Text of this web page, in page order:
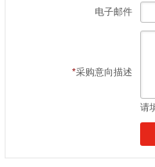
电子邮件
*采购意向描述
请